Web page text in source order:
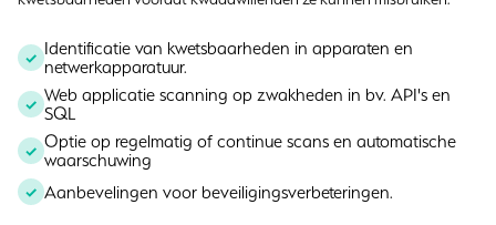
Identificatie van kwetsbaarheden in apparaten en
netwerkapparatuur.
Web applicatie scanning op zwakheden in bv. API's en
SQL
Optie op regelmatig of continue scans en automatische
waarschuwing
Aanbevelingen voor beveiligingsverbeteringen.